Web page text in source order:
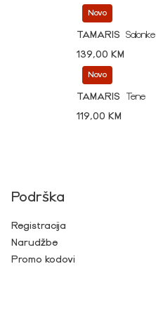
Novo
TAMARIS
Salonke
139,00 KM
Novo
TAMARIS
Tene
119,00 KM
Podrška
Registracija
Narudžbe
Promo kodovi